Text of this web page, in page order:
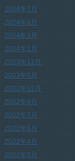
2024年7月
2024年6月
2024年3月
2024年1月
2023年12月
2023年5月
2022年12月
2022年9月
2022年7月
2022年5月
2022年4月
2022年3月